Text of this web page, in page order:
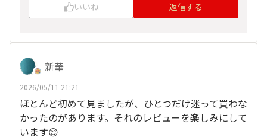
いいね 返信する
新華
2026/05/11 21:21
ほとんど初めて見ましたが、ひとつだけ迷って買わな
かったのがあります。それのレビューを楽しみにして
います😊